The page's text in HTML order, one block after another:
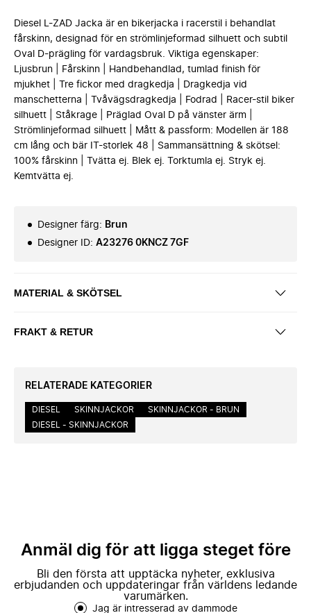
Diesel L-ZAD Jacka är en bikerjacka i racerstil i behandlat
fårskinn, designad för en strömlinjeformad silhuett och subtil
Oval D-prägling för vardagsbruk. Viktiga egenskaper:
Ljusbrun | Fårskinn | Handbehandlad, tumlad finish för
mjukhet | Tre fickor med dragkedja | Dragkedja vid
manschetterna | Tvåvägsdragkedja | Fodrad | Racer-stil biker
silhuett | Ståkrage | Präglad Oval D på vänster ärm |
Strömlinjeformad silhuett | Mått & passform: Modellen är 188
cm lång och bär IT-storlek 48 | Sammansättning & skötsel:
100% fårskinn | Tvätta ej. Blek ej. Torktumla ej. Stryk ej.
Kemtvätta ej.
Designer färg: Brun
Designer ID: A23276 0KNCZ 7GF
MATERIAL & SKÖTSEL
FRAKT & RETUR
RELATERADE KATEGORIER
DIESEL SKINNJACKOR
SKINNJACKOR - BRUN
DIESEL - SKINNJACKOR
Anmäl dig för att ligga steget före
Bli den första att upptäcka nyheter, exklusiva
erbjudanden och uppdateringar från världens ledande
varumärken.
Jag är intresserad av dammode